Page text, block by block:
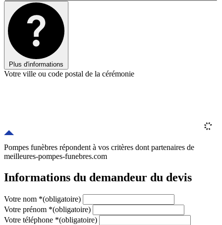
Plus d'informations
Votre ville ou code postal de la cérémonie
Pompes funèbres répondent à vos critères dont partenaires de
meilleures-pompes-funebres.com
Informations du demandeur du devis
Votre nom *(obligatoire)
Votre prénom *(obligatoire)
Votre téléphone *(obligatoire)